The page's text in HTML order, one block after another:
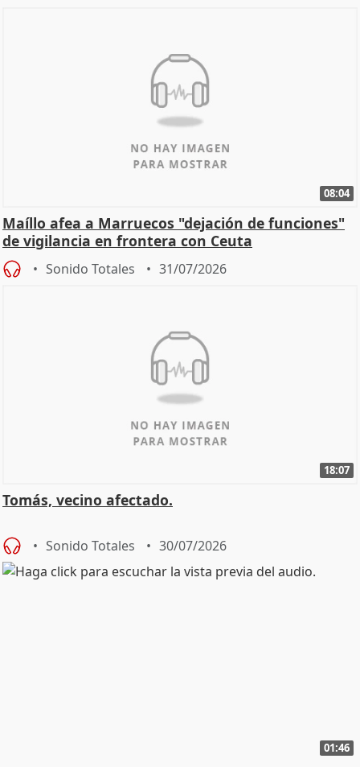
08:04
Maíllo afea a Marruecos "dejación de funciones"
de vigilancia en frontera con Ceuta
Sonido Totales 31/07/2026
18:07
Tomás, vecino afectado.
Sonido Totales 30/07/2026
01:46